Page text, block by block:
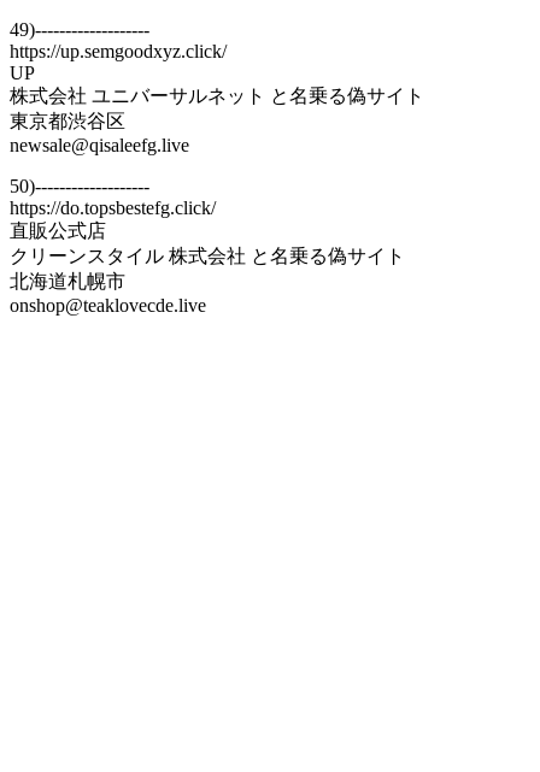
49)-------------------
https://up.semgoodxyz.click/
UP
株式会社 ユニバーサルネット と名乗る偽サイト
東京都渋谷区
newsale@qisaleefg.live
50)-------------------
https://do.topsbestefg.click/
直販公式店
クリーンスタイル 株式会社 と名乗る偽サイト
北海道札幌市
onshop@teaklovecde.live